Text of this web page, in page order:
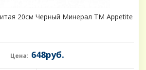
20см Черный Минерал ТМ Appetite
Цена: 648руб.